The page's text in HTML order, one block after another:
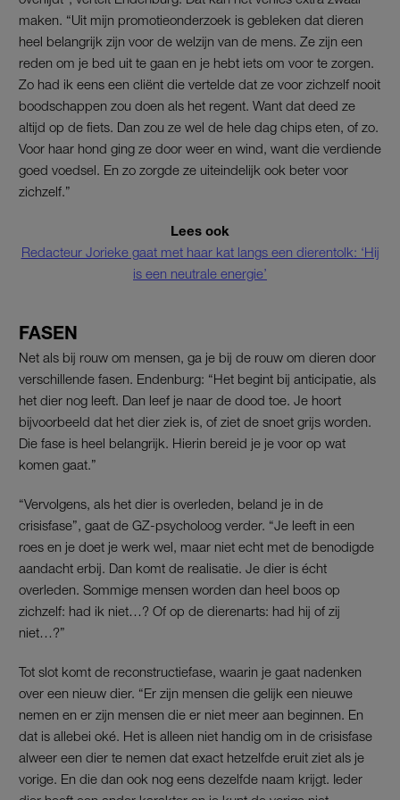
maken. “Uit mijn promotieonderzoek is gebleken dat dieren
heel belangrijk zijn voor de welzijn van de mens. Ze zijn een
reden om je bed uit te gaan en je hebt iets om voor te zorgen.
Zo had ik eens een cliënt die vertelde dat ze voor zichzelf nooit
boodschappen zou doen als het regent. Want dat deed ze
altijd op de fiets. Dan zou ze wel de hele dag chips eten, of zo.
Voor haar hond ging ze door weer en wind, want die verdiende
goed voedsel. En zo zorgde ze uiteindelijk ook beter voor
zichzelf.”
Lees ook
Redacteur Jorieke gaat met haar kat langs een dierentolk: ‘Hij
is een neutrale energie’
FASEN
Net als bij rouw om mensen, ga je bij de rouw om dieren door
verschillende fasen. Endenburg: “Het begint bij anticipatie, als
het dier nog leeft. Dan leef je naar de dood toe. Je hoort
bijvoorbeeld dat het dier ziek is, of ziet de snoet grijs worden.
Die fase is heel belangrijk. Hierin bereid je je voor op wat
komen gaat.”
“Vervolgens, als het dier is overleden, beland je in de
crisisfase”, gaat de GZ-psycholoog verder. “Je leeft in een
roes en je doet je werk wel, maar niet echt met de benodigde
aandacht erbij. Dan komt de realisatie. Je dier is écht
overleden. Sommige mensen worden dan heel boos op
zichzelf: had ik niet…? Of op de dierenarts: had hij of zij
niet…?”
Tot slot komt de reconstructiefase, waarin je gaat nadenken
over een nieuw dier. “Er zijn mensen die gelijk een nieuwe
nemen en er zijn mensen die er niet meer aan beginnen. En
dat is allebei oké. Het is alleen niet handig om in de crisisfase
alweer een dier te nemen dat exact hetzelfde eruit ziet als je
vorige. En die dan ook nog eens dezelfde naam krijgt. Ieder